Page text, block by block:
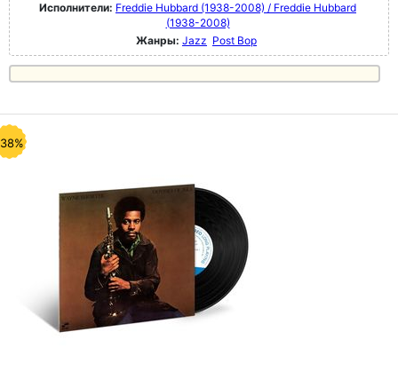
Исполнители: Freddie Hubbard (1938-2008) / Freddie Hubbard
(1938-2008)
Жанры: Jazz Post Bop